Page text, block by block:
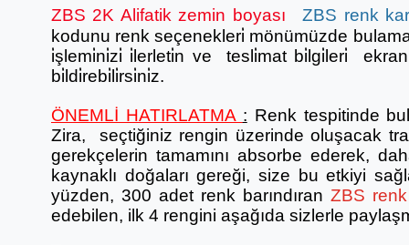
ZBS 2K Alifatik zemin boyası ZBS renk
kodunu renk seçenekleri̇ mönümüzde
i̇şlemi̇ni̇zi̇ i̇lerleti̇n ve tesli̇mat bi̇lgi̇leri̇
bi̇ldi̇rebi̇li̇rsi̇ni̇z.
ÖNEMLİ HATIRLATMA : Renk tespitinde
Zira, seçtiğiniz rengin üzerinde oluşacak
gerekçelerin tamamını absorbe ederek,
kaynaklı doğaları gereği, size bu etkiyi
yüzden, 300 adet renk barındıran ZBS renk
edebilen, ilk 4 rengini aşağıda sizlerle